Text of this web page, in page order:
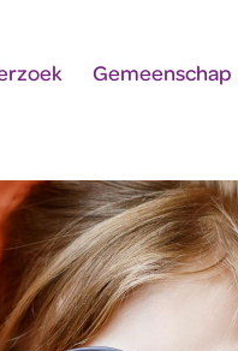
Gemeenschap